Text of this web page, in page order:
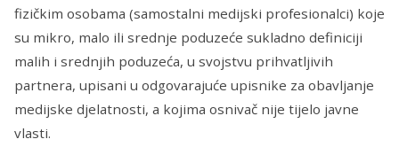
fizičkim osobama (samostalni medijski profesionalci) koje
su mikro, malo ili srednje poduzeće sukladno definiciji
malih i srednjih poduzeća, u svojstvu prihvatljivih
partnera, upisani u odgovarajuće upisnike za obavljanje
medijske djelatnosti, a kojima osnivač nije tijelo javne
vlasti.